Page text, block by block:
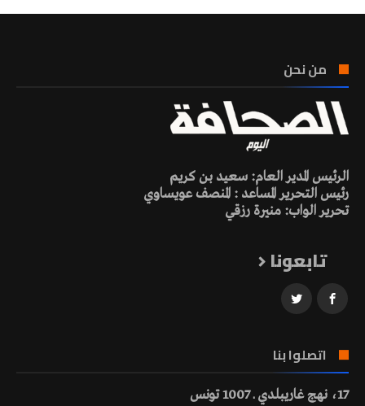
من نحن
الرئيس المدير العام: سعيد بن كريم
رئيس التحرير المساعد : المنصف عويساوي
تحرير الواب: منيرة رزقي
تابعونا
اتصلوا بنا
17، نهج غاريبلدي ـ 1007 تونس